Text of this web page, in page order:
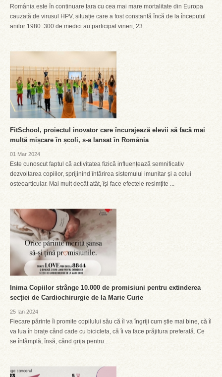
România este în continuare țara cu cea mai mare mortalitate din Europa
cauzată de virusul HPV, situație care a fost constantă încă de la începutul
anilor 1980. 300 de medici au participat vineri, 23...
FitSchool, proiectul inovator care încurajează elevii să facă mai
multă mișcare în școli, s-a lansat în România
01 Mar 2024
Este cunoscut faptul că activitatea fizică influențează semnificativ
dezvoltarea copiilor, sprijinind întărirea sistemului imunitar și a celui
osteoarticular. Mai mult decât atât, își face efectele resimțite ...
Inima Copiilor strânge 10.000 de promisiuni pentru extinderea
secției de Cardiochirurgie de la Marie Curie
25 Ian 2024
Fiecare părinte îi promite copilului său că îl va îngriji cum știe mai bine, că îl
va lua în brațe când cade cu bicicleta, că îi va face prăjitura preferată. Ce
se întâmplă, însă, când grija pentru...